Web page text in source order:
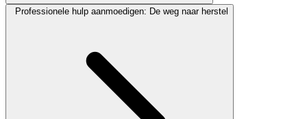
Professionele hulp aanmoedigen: De weg naar herstel